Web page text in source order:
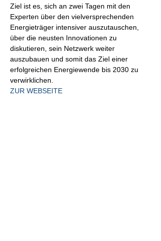
Ziel ist es, sich an zwei Tagen mit den
Experten über den vielversprechenden
Energieträger intensiver auszutauschen,
über die neusten Innovationen zu
diskutieren, sein Netzwerk weiter
auszubauen und somit das Ziel einer
erfolgreichen Energiewende bis 2030 zu
verwirklichen.
ZUR WEBSEITE